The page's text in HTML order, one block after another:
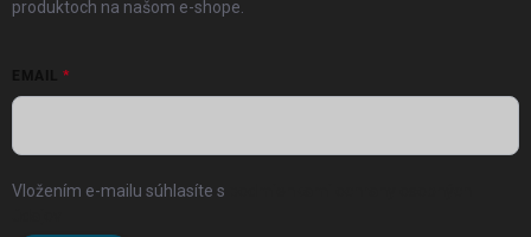
produktoch na našom e-shope.
Vložením e-mailu súhlasíte s